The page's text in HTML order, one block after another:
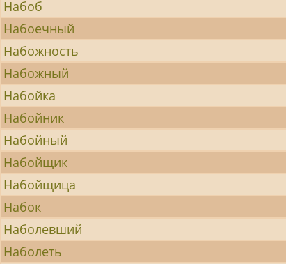
Набоб
Набоечный
Набожность
Набожный
Набойка
Набойник
Набойный
Набойщик
Набойщица
Набок
Наболевший
Наболеть